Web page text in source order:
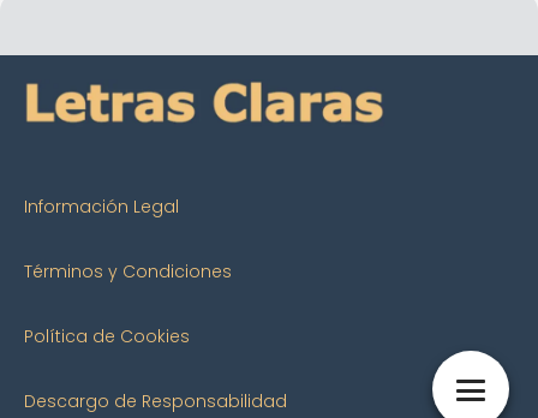
Información Legal
Términos y Condiciones
Política de Cookies
Descargo de Responsabilidad